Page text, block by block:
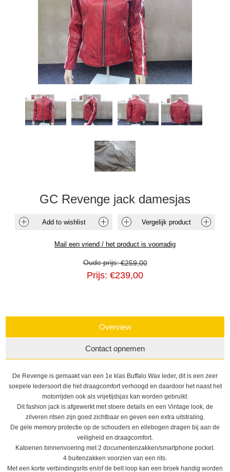
GC Revenge jack damesjas
Oude prijs: €259,00
Prijs: €239,00
Overview
Contact opnemen
De Revenge is gemaakt van een 1e klas Buffalo Wax leder, dit is een zeer
soepele ledersoort die het draagcomfort verhoogd en daardoor het naast het
motorrijden ook als vrijetijdsjas kan worden gebruikt.
Dit fashion jack is afgewerkt met stoere details en een Vintage look, de
zilveren ritsen zijn goed zichtbaar en geven een extra uitstraling.
De gele memory protectie op de schouders en ellebogen dragen bij aan de
veiligheid en draagcomfort.
Katoenen binnenvoering met 2 documentenzakken/smartphone pocket.
4 buitenzakken voorzien van een rits.
Met een korte verbindingsrits en/of de belt loop kan een broek handig worden